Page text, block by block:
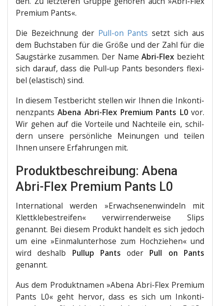
Pre­mi­um Pants«.
Die Bezeich­nung der Pull-on Pants setzt sich aus
dem Buch­sta­ben für die Grö­ße und der Zahl für die
Saug­stär­ke zusam­men. Der Name Abri-Flex bezieht
sich dar­auf, dass die Pull-up Pants beson­ders fle­xi­
bel (elas­tisch) sind.
In die­sem Test­be­richt stel­len wir Ihnen die Inkon­ti­
nenz­pantsAbe­na Abri-Flex Pre­mi­um Pants L0vor.
Wir gehen auf die Vor­tei­le und Nach­tei­le ein, schil­
dern unse­re per­sön­li­che Mei­nun­gen und tei­len
Ihnen unse­re Erfah­run­gen mit.
Produktbeschreibung: Abena
Abri-Flex Premium Pants L0
Inter­na­tio­nal wer­den »Erwach­se­nen­win­deln mit
Klett­kle­be­strei­fen« ver­wir­ren­der­wei­se Slips
genannt. Bei die­sem Pro­dukt han­delt es sich jedoch
um eine »Ein­mal­un­ter­ho­se zum Hoch­zie­hen« und
wird des­halb Pul­lup Pants oder Pull on Pants
genannt.
Aus dem Pro­dukt­na­men »Abe­na Abri-Flex Pre­mi­um
Pants L0« geht her­vor, dass es sich um Inkon­ti­